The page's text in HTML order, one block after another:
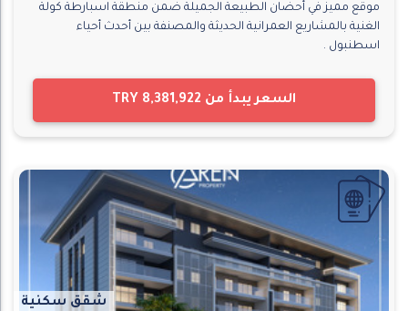
موقع مميز في أحضان الطبيعة الجميلة ضمن منطقة اسبارطة كولة
الغنية بالمشاريع العمرانية الحديثة والمصنفة بين أحدث أحياء
اسطنبول .
السعر يبدأ من TRY 8,381,922
شقق سكنية